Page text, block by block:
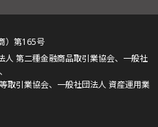
）第165号
人 第二種金融商品取引業協会、一般社
取引業協会、一般社団法人 資産運用業